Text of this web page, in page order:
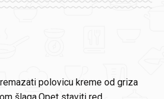
polovicu kreme od griza